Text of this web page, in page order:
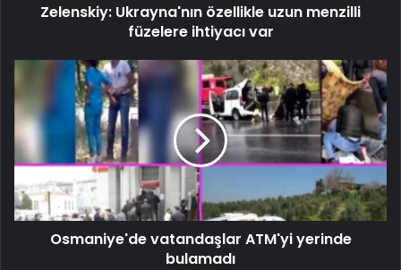
Zelenskiy: Ukrayna'nın özellikle uzun menzilli
füzelere ihtiyacı var
Osmaniye'de vatandaşlar ATM'yi yerinde
bulamadı